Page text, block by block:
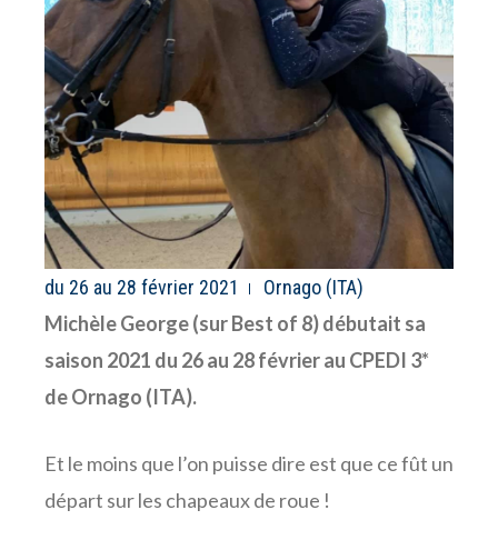
du 26 au 28 février 2021 Ornago (ITA)
Michèle George (sur Best of 8) débutait sa
saison 2021 du 26 au 28 février au CPEDI 3*
de Ornago (ITA).
Et le moins que l’on puisse dire est que ce fût un
départ sur les chapeaux de roue !